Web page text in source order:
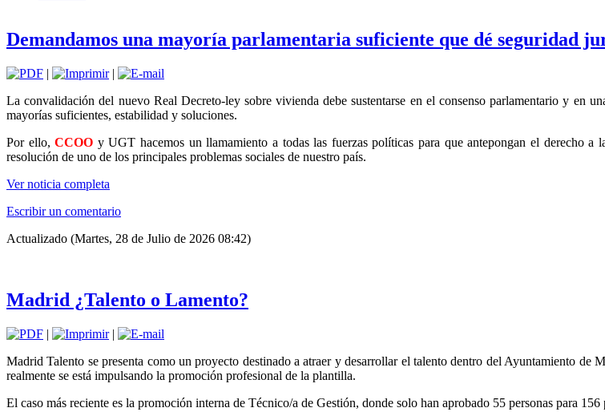
Demandamos una mayoría parlamentaria suficiente que dé seguridad
|
|
La convalidación del nuevo Real Decreto-ley sobre vivienda debe sustentarse en el consenso parlamentario y en
mayorías suficientes, estabilidad y soluciones.
Por ello,CCOO y UGT hacemos un llamamiento a todas las fuerzas políticas para que antepongan el derecho
resolución de uno de los principales problemas sociales de nuestro país.
Ver noticia completa
Escribir un comentario
Actualizado (Martes, 28 de Julio de 2026 08:42)
Madrid ¿Talento o Lamento?
|
|
Madrid Talento se presenta como un proyecto destinado a atraer y desarrollar el talento dentro del Ayuntamiento de
realmente se está impulsando la promoción profesional de la plantilla.
El caso más reciente es la promoción interna de Técnico/a de Gestión, donde solo han aprobado 55 personas para